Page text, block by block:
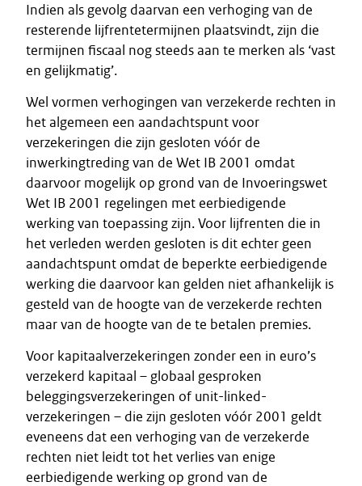
Indien als gevolg daarvan een verhoging van de
resterende lijfrentetermijnen plaatsvindt, zijn die
termijnen fiscaal nog steeds aan te merken als ‘vast
en gelijkmatig’.
Wel vormen verhogingen van verzekerde rechten in
het algemeen een aandachtspunt voor
verzekeringen die zijn gesloten vóór de
inwerkingtreding van de Wet IB 2001 omdat
daarvoor mogelijk op grond van de Invoeringswet
Wet IB 2001 regelingen met eerbiedigende
werking van toepassing zijn. Voor lijfrenten die in
het verleden werden gesloten is dit echter geen
aandachtspunt omdat de beperkte eerbiedigende
werking die daarvoor kan gelden niet afhankelijk is
gesteld van de hoogte van de verzekerde rechten
maar van de hoogte van de te betalen premies.
Voor kapitaalverzekeringen zonder een in euro’s
verzekerd kapitaal – globaal gesproken
beleggingsverzekeringen of unit-linked-
verzekeringen – die zijn gesloten vóór 2001 geldt
eveneens dat een verhoging van de verzekerde
rechten niet leidt tot het verlies van enige
eerbiedigende werking op grond van de